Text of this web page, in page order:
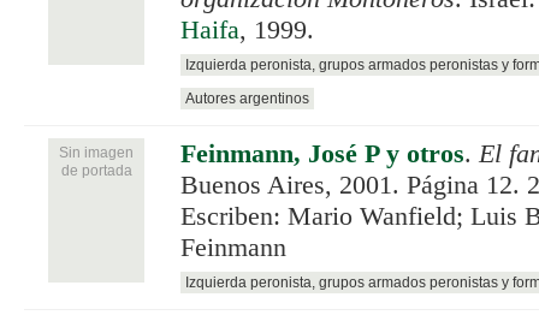
Haifa, 1999.
Izquierda peronista, grupos armados peronistas y
Autores argentinos
Sin imagen
de portada
Feinmann, José P y otros. El
Buenos Aires, 2001. Página 12.
Escriben: Mario Wanfield; Luis
Feinmann
Izquierda peronista, grupos armados peronistas y